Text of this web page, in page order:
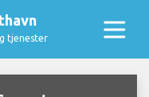
tjenester